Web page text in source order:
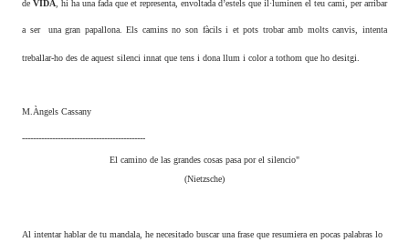
de VIDA, hi ha una fada que et representa, envoltada d’estels que il·luminen el teu camí, per arribar
a ser una gran papallona. Els camins no son fàcils i et pots trobar amb molts canvis, intenta
treballar-ho des de aquest silenci innat que tens i dona llum i color a tothom que ho desitgi.
M.Àngels Cassany
---------------------------------------------
El camino de las grandes cosas pasa por el silencio"
(Nietzsche)
Al intentar hablar de tu mandala, he necesitado buscar una frase que resumiera en pocas palabras lo